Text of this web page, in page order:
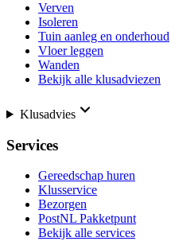
Verven
Isoleren
Tuin aanleg en onderhoud
Vloer leggen
Wanden
Bekijk alle klusadviezen
Klusadvies
Services
Gereedschap huren
Klusservice
Bezorgen
PostNL Pakketpunt
Bekijk alle services